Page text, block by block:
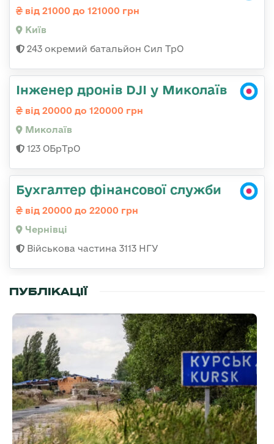
від 21000 до 121000 грн
Київ
243 окремий батальйон Сил ТрО
Інженер дронів DJI у Миколаїв
від 20000 до 120000 грн
Миколаїв
123 ОБрТрО
Бухгалтер фінансової служби
від 20000 до 22000 грн
Чернівці
Військова частина 3113 НГУ
ПУБЛІКАЦІЇ